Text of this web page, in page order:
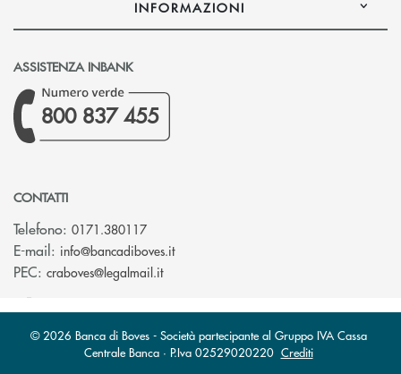
INFORMAZIONI
ASSISTENZA INBANK
800 837 455
CONTATTI
Telefono: 0171.380117
E-mail: info@bancadiboves.it(si apre l’app di posta elettronica)
PEC: craboves@legalmail.it(si apre l’app di posta elettronica)
© 2026 Banca di Boves - Società partecipante al Gruppo IVA Cassa
Centrale Banca · P.Iva 02529020220 Crediti